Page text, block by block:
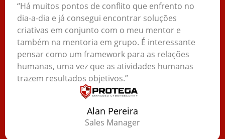
“Há muitos pontos de conflito que enfrento no
dia-a-dia e já consegui encontrar soluções
criativas em conjunto com o meu mentor e
também na mentoria em grupo. É interessante
pensar como um framework para as relações
humanas, uma vez que as atividades humanas
trazem resultados objetivos.”
Alan Pereira
Sales Manager